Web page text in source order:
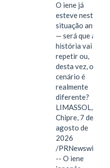
O iene já
esteve nesta
situação antes
— será que a
história vai se
repetir ou,
desta vez, o
cenário é
realmente
diferente?
LIMASSOL,
Chipre, 7 de
agosto de
2026
/PRNewswire/
-- O iene